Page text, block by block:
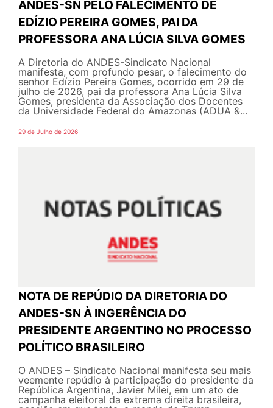
ANDES-SN PELO FALECIMENTO DE
EDÍZIO PEREIRA GOMES, PAI DA
PROFESSORA ANA LÚCIA SILVA GOMES
A Diretoria do ANDES-Sindicato Nacional
manifesta, com profundo pesar, o falecimento do
senhor Edízio Pereira Gomes, ocorrido em 29 de
julho de 2026, pai da professora Ana Lúcia Silva
Gomes, presidenta da Associação dos Docentes
da Universidade Federal do Amazonas (ADUA &...
29 de Julho de 2026
NOTA DE REPÚDIO DA DIRETORIA DO
ANDES-SN À INGERÊNCIA DO
PRESIDENTE ARGENTINO NO PROCESSO
POLÍTICO BRASILEIRO
O ANDES – Sindicato Nacional manifesta seu mais
veemente repúdio à participação do presidente da
República Argentina, Javier Milei, em um ato de
campanha eleitoral da extrema direita brasileira,